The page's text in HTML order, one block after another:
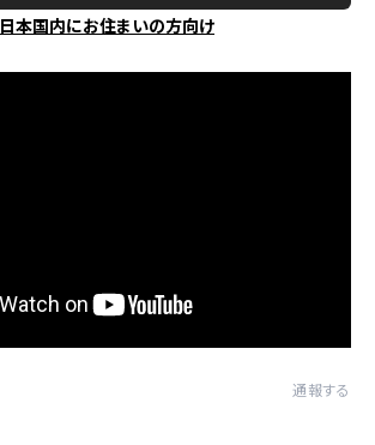
日本国内にお住まいの方向け
通報する